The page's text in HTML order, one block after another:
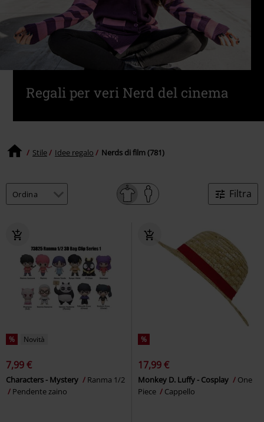
Regali per veri Nerd del cinema
Stile Idee regalo Nerds di film (781)
Filtra
% Novità
7,99 €
Characters - Mystery
Ranma 1/2
Pendente zaino
%
17,99 €
Monkey D. Luffy - Cosplay
One
Piece
Cappello